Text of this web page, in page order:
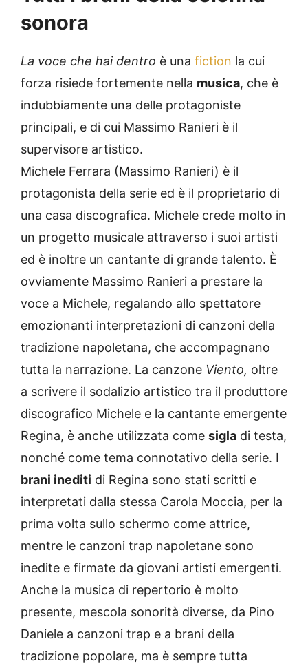
sonora
La voce che hai dentro è una fiction la cui
forza risiede fortemente nella musica, che è
indubbiamente una delle protagoniste
principali, e di cui Massimo Ranieri è il
supervisore artistico.
Michele Ferrara (Massimo Ranieri) è il
protagonista della serie ed è il proprietario di
una casa discografica. Michele crede molto in
un progetto musicale attraverso i suoi artisti
ed è inoltre un cantante di grande talento. È
ovviamente Massimo Ranieri a prestare la
voce a Michele, regalando allo spettatore
emozionanti interpretazioni di canzoni della
tradizione napoletana, che accompagnano
tutta la narrazione. La canzone Viento, oltre
a scrivere il sodalizio artistico tra il produttore
discografico Michele e la cantante emergente
Regina, è anche utilizzata come sigla di testa,
nonché come tema connotativo della serie. I
brani inediti di Regina sono stati scritti e
interpretati dalla stessa Carola Moccia, per la
prima volta sullo schermo come attrice,
mentre le canzoni trap napoletane sono
inedite e firmate da giovani artisti emergenti.
Anche la musica di repertorio è molto
presente, mescola sonorità diverse, da Pino
Daniele a canzoni trap e a brani della
tradizione popolare, ma è sempre tutta